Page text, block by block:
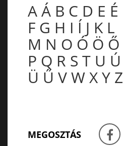
AÁ B C D E É
F G H I Í J K L
M N O Ó Ö Ő
P Q R S T U Ú
Ü Ű VWXY Z
MEGOSZTÁS